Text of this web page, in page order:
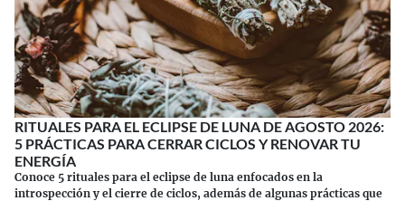
RITUALES PARA EL ECLIPSE DE LUNA DE AGOSTO 2026:
5 PRÁCTICAS PARA CERRAR CICLOS Y RENOVAR TU
ENERGÍA
Conoce 5 rituales para el eclipse de luna enfocados en la
introspección y el cierre de ciclos, además de algunas prácticas que